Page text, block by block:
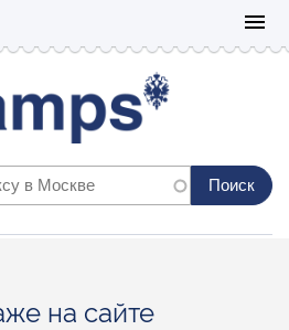
menu
на сайте